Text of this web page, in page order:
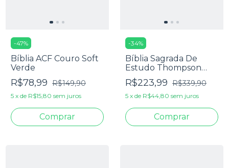
-47%
Bíblia ACF Couro Soft
Verde
R$78,99 R$149,90
5 x de R$15,80 sem juros
-34%
Bíblia Sagrada De
Estudo Thompson
AEC - Letra Grande -
Capa Luxo Preta
R$223,99 R$339,90
5 x de R$44,80 sem juros